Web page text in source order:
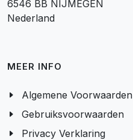
6546 BB NIJMEGEN
Nederland
MEER INFO
Algemene Voorwaarden
Gebruiksvoorwaarden
Privacy Verklaring